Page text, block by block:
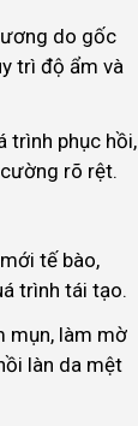
do gốc
trì độ ẩm và
trình phục hồi,
rõ rệt.
tế bào,
trình tái tạo.
mụn, làm mờ
làn da mệt